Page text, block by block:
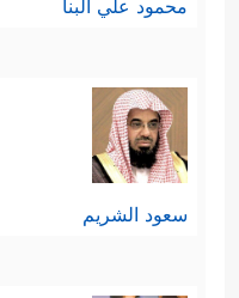
محمود علي البنا
سعود الشريم